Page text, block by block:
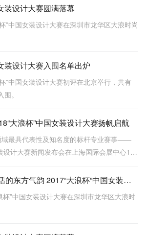
装设计大赛圆满落幕
”中国女装设计大赛在深圳市龙华区大浪时尚
装设计大赛入围名单出炉
”中国女装设计大赛初评在北京举行，共有
。
大浪杯”中国女装设计大赛扬帆启航
域最具代表性及知名度的标杆专业赛事——
设计大赛新闻发布会在上海国际会展中心1号
式拉开帷幕。
掀起一场与世界对话的东方气韵 2017“大浪杯”中国女装设计大赛圆满落幕
”中国女装设计大赛在深圳市龙华区大浪时